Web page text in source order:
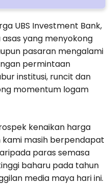
UBS Investment Bank,
yang menyokong
pasaran mengalami
permintaan
institusi, runcit dan
momentum logam
kenaikan harga
masih berpendapat
paras semasa
baharu pada tahun
media maya hari ini.